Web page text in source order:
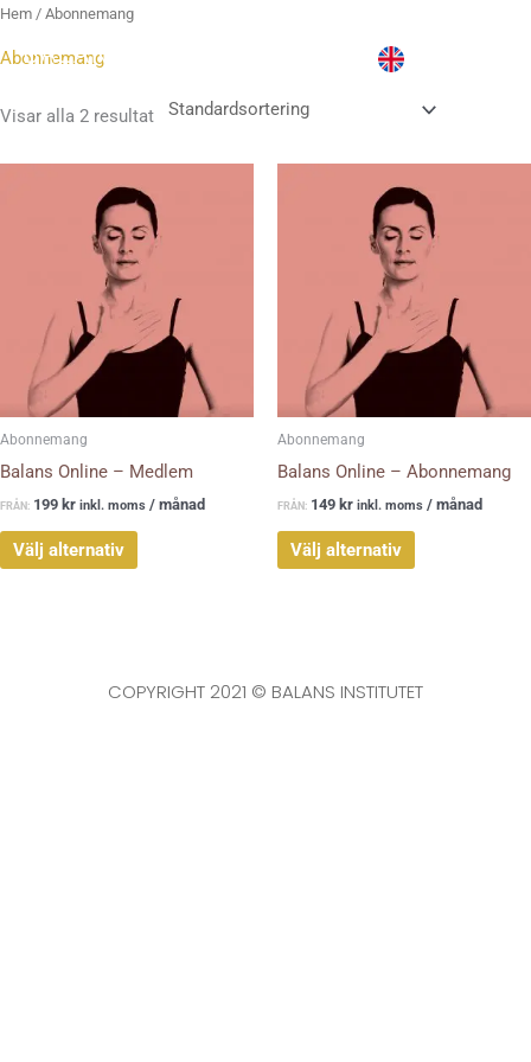
Hoppa
innehåll
Hem / Abonnemang
Abonnemang
Visar alla 2 resultat
Abonnemang
Balans Online – Medlem
FRÅN: 199 kr inkl. moms / månad
Välj alternativ
här
produkten
har
varianter.
De
alternativen
väljas
produktsidan
Abonnemang
Balans Online – Abonnemang
FRÅN: 149 kr inkl. moms / månad
Välj alternativ
här
produkten
har
varianter.
De
alternativen
väljas
produktsidan
COPYRIGHT 2021 © BALANS INSTITUTET